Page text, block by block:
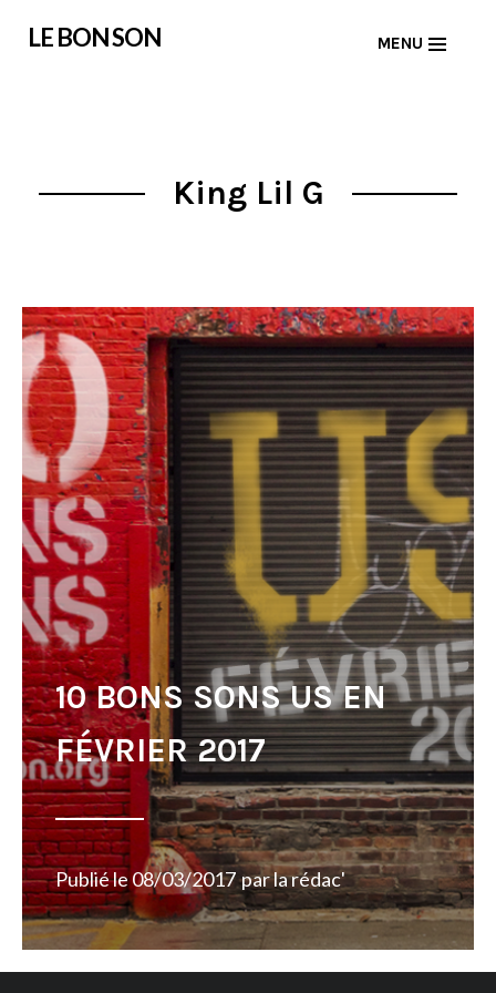
LE BON SON MENU
King Lil G
10 BONS SONS US EN
FÉVRIER 2017
Publié le08/03/2017 parla rédac'